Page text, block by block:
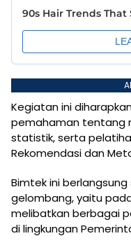
Kegiatan ini
pemahaman tentang
statistik, serta
Rekomendasi dan
Bimtek ini
gelombang, yaitu
melibatkan berbagai
di lingkungan